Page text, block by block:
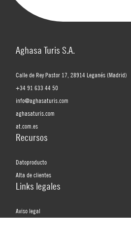
Aghasa Turis S.A.
Calle de Rey Pastor 17, 28914 Leganés (Madrid)
+34 91 633 44 50
info@aghasaturis.com
aghasaturis.com
at.com.es
Recursos
Datoproducto
Alta de clientes
Links legales
Aviso legal